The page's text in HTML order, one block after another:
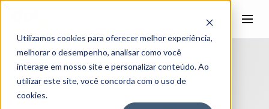
Utilizamos cookies para oferecer melhor experiência,
melhorar o desempenho, analisar como você
interage em nosso site e personalizar conteúdo. Ao
utilizar este site, você concorda com o uso de
cookies.